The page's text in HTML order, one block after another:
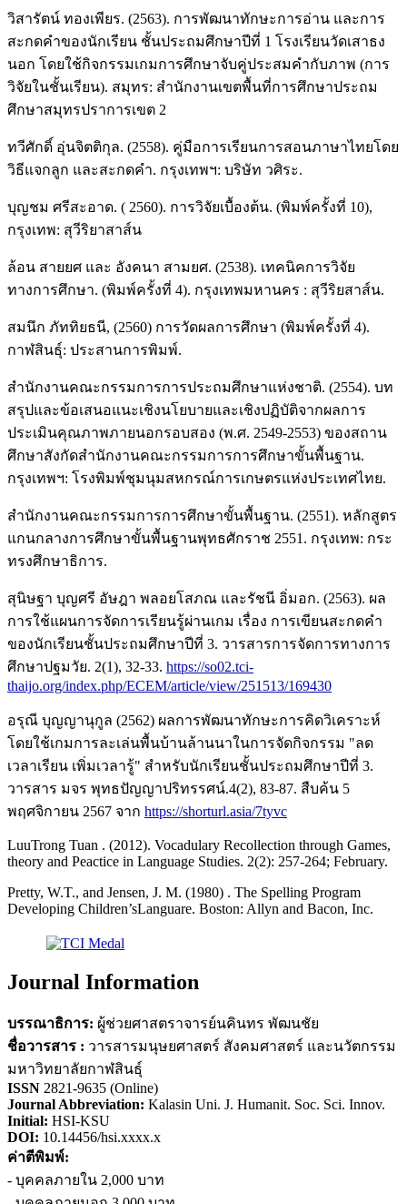
วิสารัตน์ ทองเพียร. (2563). การพัฒนาทักษะการอ่าน และการ
สะกดคำของนักเรียน ชั้นประถมศึกษาปีที่ 1 โรงเรียนวัดเสาธง
นอก โดยใช้กิจกรรมเกมการศึกษาจับคู่ประสมคำกับภาพ (การ
วิจัยในชั้นเรียน). สมุทร: สำนักงานเขตพื้นที่การศึกษาประถม
ศึกษาสมุทรปราการเขต 2
ทวีศักดิ์ อุ่นจิตติกุล. (2558). คู่มือการเรียนการสอนภาษาไทยโดย
วิธีแจกลูก และสะกดคำ. กรุงเทพฯ: บริษัท วศิระ.
บุญชม ศรีสะอาด. ( 2560). การวิจัยเบื้องต้น. (พิมพ์ครั้งที่ 10),
กรุงเทพ: สุวีริยาสาส์น
ล้อน สายยศ และ อังคนา สามยศ. (2538). เทคนิคการวิจัย
ทางการศึกษา. (พิมพ์ครั้งที่ 4). กรุงเทพมหานคร : สุวีริยสาส์น.
สมนึก ภัททิยธนี, (2560) การวัดผลการศึกษา (พิมพ์ครั้งที่ 4).
กาฬสินธุ์: ประสานการพิมพ์.
สำนักงานคณะกรรมการการประถมศึกษาแห่งชาติ. (2554). บท
สรุปและข้อเสนอแนะเชิงนโยบายและเชิงปฏิบัติจากผลการ
ประเมินคุณภาพภายนอกรอบสอง (พ.ศ. 2549-2553) ของสถาน
ศึกษาสังกัดสำนักงานคณะกรรมการการศึกษาขั้นพื้นฐาน.
กรุงเทพฯ: โรงพิมพ์ชุมนุมสหกรณ์การเกษตรแห่งประเทศไทย.
สำนักงานคณะกรรมการการศึกษาขั้นพื้นฐาน. (2551). หลักสูตร
แกนกลางการศึกษาขั้นพื้นฐานพุทธศักราช 2551. กรุงเทพ: กระ
ทรงศึกษาธิการ.
สุนิษฐา บุญศรี อัษฎา พลอยโสภณ และรัชนี อิ่มอก. (2563). ผล
การใช้แผนการจัดการเรียนรู้ผ่านเกม เรื่อง การเขียนสะกดคำ
ของนักเรียนชั้นประถมศึกษาปีที่ 3. วารสารการจัดการทางการ
ศึกษาปฐมวัย. 2(1), 32-33. https://so02.tci-
thaijo.org/index.php/ECEM/article/view/251513/169430
อรุณี บุญญานุกูล (2562) ผลการพัฒนาทักษะการคิดวิเคราะห์
โดยใช้เกมการละเล่นพื้นบ้านล้านนาในการจัดกิจกรรม "ลด
เวลาเรียน เพิ่มเวลารู้" สำหรับนักเรียนชั้นประถมศึกษาปีที่ 3.
วารสาร มจร พุทธปัญญาปริทรรศน์.4(2), 83-87. สืบค้น 5
พฤศจิกายน 2567 จาก https://shorturl.asia/7tyvc
LuuTrong Tuan . (2012). Vocadulary Recollection through Games,
theory and Peactice in Language Studies. 2(2): 257-264; February.
Pretty, W.T., and Jensen, J. M. (1980) . The Spelling Program
Developing Children’sLanguare. Boston: Allyn and Bacon, Inc.
Journal Information
บรรณาธิการ: ผู้ช่วยศาสตราจารย์นคินทร พัฒนชัย
ชื่อวารสาร : วารสารมนุษยศาสตร์ สังคมศาสตร์ และนวัตกรรม
มหาวิทยาลัยกาฬสินธุ์
ISSN 2821-9635 (Online)
Journal Abbreviation: Kalasin Uni. J. Humanit. Soc. Sci. Innov.
Initial: HSI-KSU
DOI: 10.14456/hsi.xxxx.x
ค่าตีพิมพ์:
- บุคคลภายใน 2,000 บาท